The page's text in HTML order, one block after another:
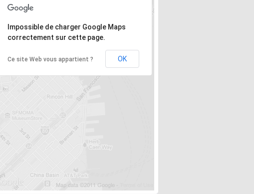
Désolé, l'adresse n'a pas pu être trouvée.
Impossible de charger Google Maps
correctement sur cette page.
Ce site Web vous appartient ? OK